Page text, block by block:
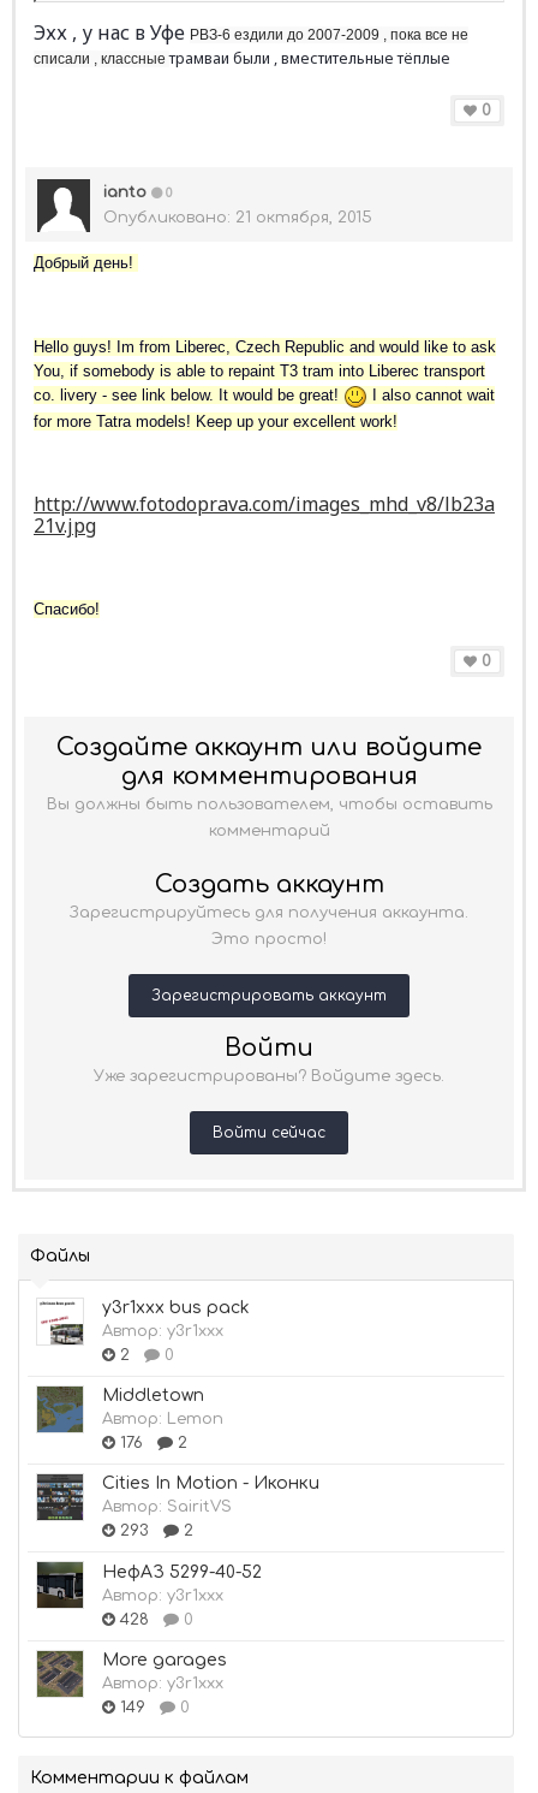
Эхх , у нас в Уфе РВЗ-6 ездили до 2007-2009 , пока все не
списали , классныетрамваи были , вместительные тёплые
0
ianto 0
Опубликовано: 21 октября, 2015
Добрый день!
Hello guys! Im from Liberec, Czech Republic and would like to ask
You, if somebody is able to repaint T3 tram into Liberec transport
co. livery - see link below. It would be great!
I also cannot wait
for more Tatra models! Keep up your excellent work!
http://www.fotodoprava.com/images_mhd_v8/lb23a
21v.jpg
Спасибо!
0
Создайте аккаунт или войдите
для комментирования
Вы должны быть пользователем, чтобы оставить
комментарий
Создать аккаунт
Зарегистрируйтесь для получения аккаунта.
Это просто!
Зарегистрировать аккаунт
Войти
Уже зарегистрированы? Войдите здесь.
Войти сейчас
Файлы
y3r1xxx bus pack
Автор: y3r1xxx
2
0
Middletown
Автор: Lemon
176
2
Cities In Motion - Иконки
Автор: SairitVS
293
2
НефАЗ 5299-40-52
Автор: y3r1xxx
428
0
More garages
Автор: y3r1xxx
149
0
Комментарии к файлам